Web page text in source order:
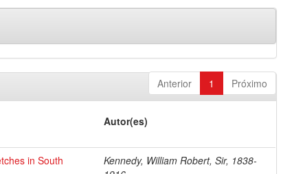
Anterior 1 Próximo
Autor(es)
in South
Kennedy, William Robert, Sir, 1838-